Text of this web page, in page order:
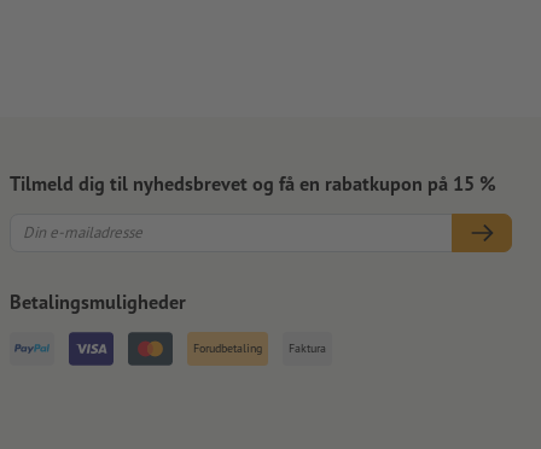
Tilmeld dig til nyhedsbrevet og få en rabatkupon på 15 %
Betalingsmuligheder
Forudbetaling Faktura